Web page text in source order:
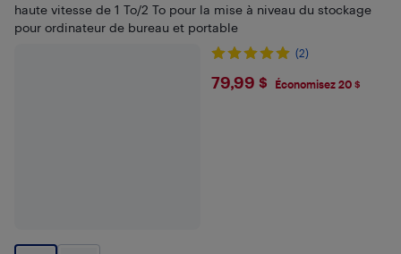
haute vitesse de 1 To/2 To pour la mise à niveau du stockage
pour ordinateur de bureau et portable
(2)
$79.99
79,99 $ Économisez 20 $